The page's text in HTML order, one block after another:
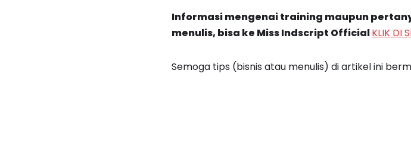
Informasi mengenai training maupun
menulis, bisa ke Miss Indscript OfficialKLIK DI
Semoga tips (bisnis atau menulis) di artikel ini